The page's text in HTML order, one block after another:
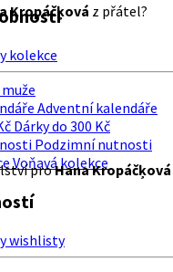
kolekce
Adventní kalendáře
Dárky do 300 Kč
Podzimní nutnosti
Voňavá kolekce
wishlisty
Kropáčķová z přátel?
proHana Kropáčķová